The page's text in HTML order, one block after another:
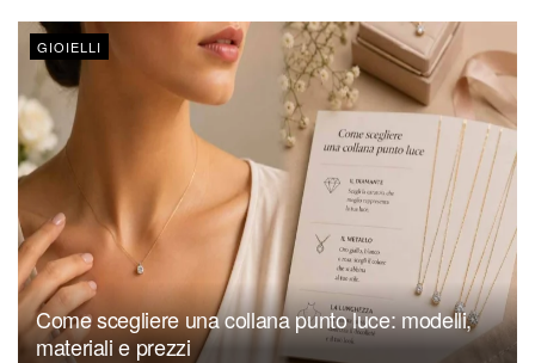
GIOIELLI
Come scegliere una collana punto luce: modelli,
materiali e prezzi